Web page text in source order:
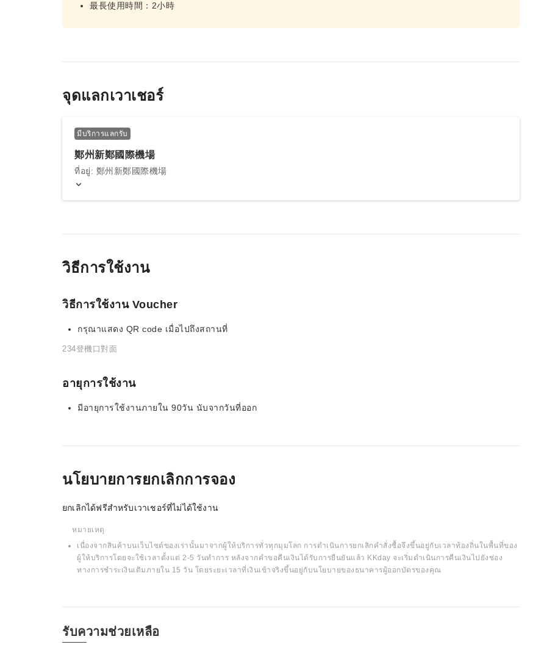
最長使用時間：2小時
จุดแลกเวาเชอร์
มีบริการแลกรับ
鄭州新鄭國際機場
ที่อยู่: 鄭州新鄭國際機場
วิธีการใช้งาน
วิธีการใช้งาน Voucher
กรุณาแสดง QR code เมื่อไปถึงสถานที่
234登機口對面
อายุการใช้งาน
มีอายุการใช้งานภายใน 90วัน นับจากวันที่ออก
นโยบายการยกเลิกการจอง
ยกเลิกได้ฟรีสำหรับเวาเชอร์ที่ไม่ได้ใช้งาน
หมายเหตุ
เนื่องจากสินค้าบนเว็บไซต์ของเรานั้นมาจากผู้ให้บริการทั่วทุกมุมโลก การดำเนินการยกเลิกคำสั่งซื้อจึงขึ้นอยู่กับเวลาท้องถิ่นในพื้นที่ของ
ผู้ให้บริการโดยจะใช้เวลาตั้งแต่ 2-5 วันทำการ หลังจากคำขอคืนเงินได้รับการยืนยันแล้ว KKday จะเริ่มดำเนินการคืนเงินไปยังช่อง
ทางการชำระเงินเดิมภายใน 15 วัน โดยระยะเวลาที่เงินเข้าจริงขึ้นอยู่กับนโยบายของธนาคารผู้ออกบัตรของคุณ
รับความช่วยเหลือ